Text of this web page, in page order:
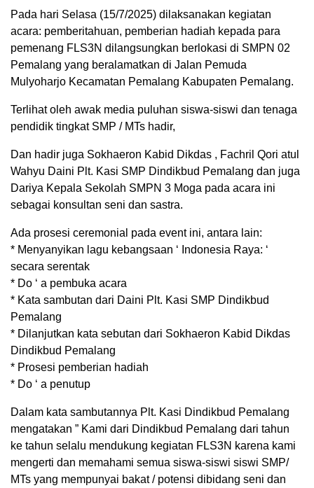
Pada hari Selasa (15/7/2025) dilaksanakan kegiatan
acara: pemberitahuan, pemberian hadiah kepada para
pemenang FLS3N dilangsungkan berlokasi di SMPN 02
Pemalang yang beralamatkan di Jalan Pemuda
Mulyoharjo Kecamatan Pemalang Kabupaten Pemalang.
Terlihat oleh awak media puluhan siswa-siswi dan tenaga
pendidik tingkat SMP / MTs hadir,
Dan hadir juga Sokhaeron Kabid Dikdas , Fachril Qori atul
Wahyu Daini Plt. Kasi SMP Dindikbud Pemalang dan juga
Dariya Kepala Sekolah SMPN 3 Moga pada acara ini
sebagai konsultan seni dan sastra.
Ada prosesi ceremonial pada event ini, antara lain:
* Menyanyikan lagu kebangsaan ‘ Indonesia Raya: ‘
secara serentak
* Do ‘ a pembuka acara
* Kata sambutan dari Daini Plt. Kasi SMP Dindikbud
Pemalang
* Dilanjutkan kata sebutan dari Sokhaeron Kabid Dikdas
Dindikbud Pemalang
* Prosesi pemberian hadiah
* Do ‘ a penutup
Dalam kata sambutannya Plt. Kasi Dindikbud Pemalang
mengatakan ” Kami dari Dindikbud Pemalang dari tahun
ke tahun selalu mendukung kegiatan FLS3N karena kami
mengerti dan memahami semua siswa-siswi siswi SMP/
MTs yang mempunyai bakat / potensi dibidang seni dan